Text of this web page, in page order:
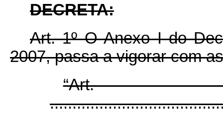
DECRETA:
Art. 1º O Anexo I do
2007, passa a vigorar com